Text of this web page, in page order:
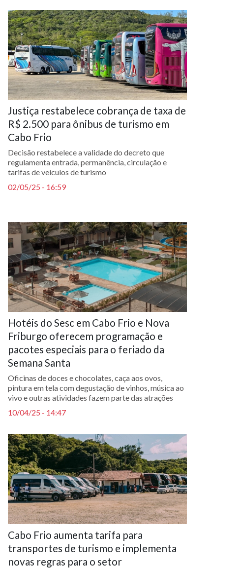
Justiça restabelece cobrança de taxa de
R$ 2.500 para ônibus de turismo em
Cabo Frio
Decisão restabelece a validade do decreto que
regulamenta entrada, permanência, circulação e
tarifas de veículos de turismo
02/05/25 - 16:59
Hotéis do Sesc em Cabo Frio e Nova
Friburgo oferecem programação e
pacotes especiais para o feriado da
Semana Santa
Oficinas de doces e chocolates, caça aos ovos,
pintura em tela com degustação de vinhos, música ao
vivo e outras atividades fazem parte das atrações
10/04/25 - 14:47
Cabo Frio aumenta tarifa para
transportes de turismo e implementa
novas regras para o setor